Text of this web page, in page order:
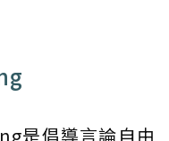
是倡導言論自由